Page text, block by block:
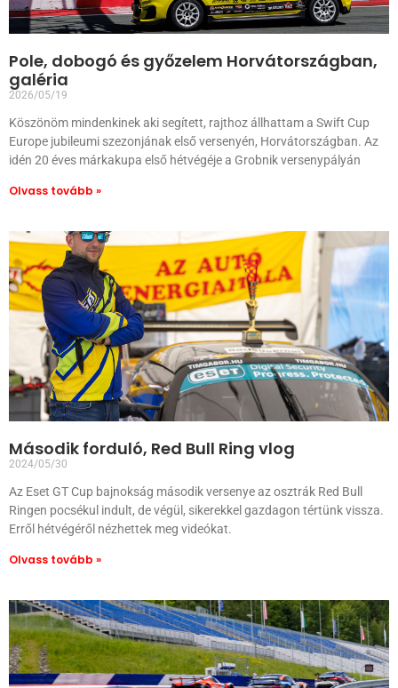
Pole, dobogó és győzelem Horvátországban,
galéria
2026/05/19
Köszönöm mindenkinek aki segített, rajthoz állhattam a Swift Cup
Europe jubileumi szezonjának első versenyén, Horvátországban. Az
idén 20 éves márkakupa első hétvégéje a Grobnik versenypályán
Olvass tovább »
Második forduló, Red Bull Ring vlog
2024/05/30
Az Eset GT Cup bajnokság második versenye az osztrák Red Bull
Ringen pocsékul indult, de végül, sikerekkel gazdagon tértünk vissza.
Erről hétvégéről nézhettek meg videókat.
Olvass tovább »